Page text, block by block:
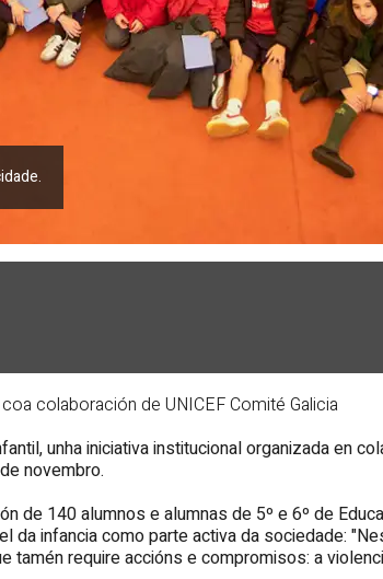
colaboración de UNICEF Comité Galicia
unha iniciativa institucional organizada en
novembro.
de 140 alumnos e alumnas de 5º e 6º de
infancia como parte activa da sociedade:
require accións e compromisos: a